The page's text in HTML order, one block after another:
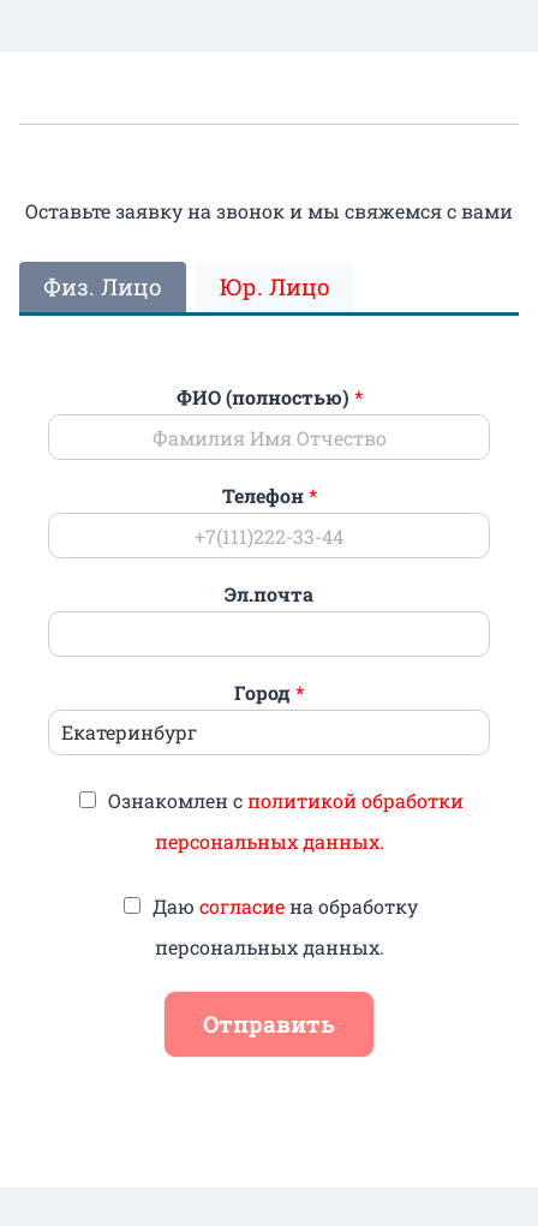
Оставьте заявку на звонок и мы свяжемся с вами
Физ. Лицо Юр. Лицо
ФИО (полностью) *
Телефон*
Эл.почта
Город *
Ознакомлен сполитикой обработки
персональных данных.
Даю согласиена обработку
персональных данных.
Отправить